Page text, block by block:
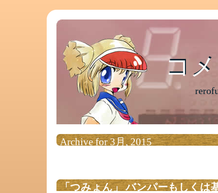
コ
コ
Archive for 3月, 2015
「つみょん」 バンパーもしくは